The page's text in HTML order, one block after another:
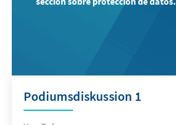
Podiumsdiskussion 1